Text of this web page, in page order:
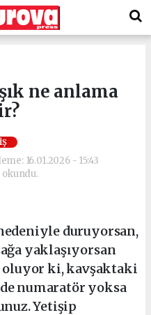
ne anlama
16.01.2026 - 15:43
okundu.
duruyorsan,
yaklaşıyorsan
oluyor ki, kavşaktaki
numaratör yoksa
Yetişip